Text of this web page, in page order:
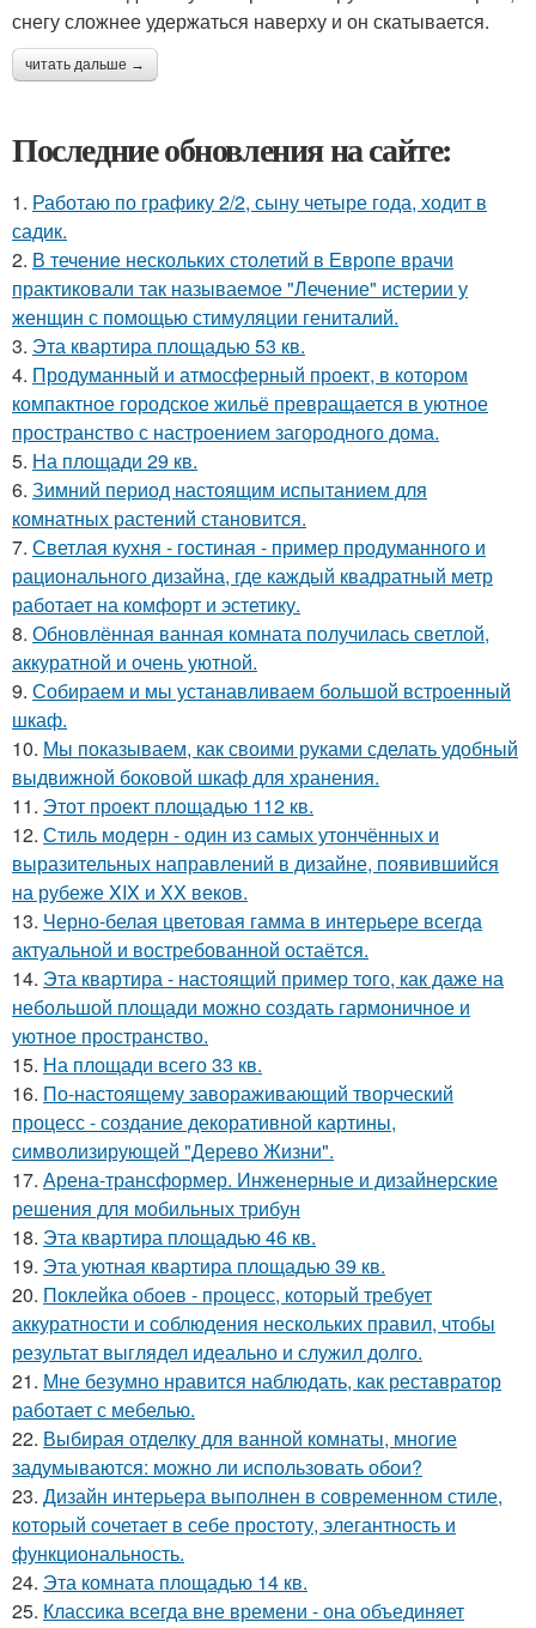
снегу сложнее удержаться наверху и он скатывается.
читать дальше →
Последние обновления на сайте:
1. Работаю по графику 2/2, сыну четыре года, ходит в
садик.
2. В течение нескольких столетий в Европе врачи
практиковали так называемое "Лечение" истерии у
женщин с помощью стимуляции гениталий.
3. Эта квартира площадью 53 кв.
4. Продуманный и атмосферный проект, в котором
компактное городское жильё превращается в уютное
пространство с настроением загородного дома.
5. На площади 29 кв.
6. Зимний период настоящим испытанием для
комнатных растений становится.
7. Светлая кухня - гостиная - пример продуманного и
рационального дизайна, где каждый квадратный метр
работает на комфорт и эстетику.
8. Обновлённая ванная комната получилась светлой,
аккуратной и очень уютной.
9. Собираем и мы устанавливаем большой встроенный
шкаф.
10. Мы показываем, как своими руками сделать удобный
выдвижной боковой шкаф для хранения.
11. Этот проект площадью 112 кв.
12. Стиль модерн - один из самых утончённых и
выразительных направлений в дизайне, появившийся
на рубеже XIX и XX веков.
13. Черно-белая цветовая гамма в интерьере всегда
актуальной и востребованной остаётся.
14. Эта квартира - настоящий пример того, как даже на
небольшой площади можно создать гармоничное и
уютное пространство.
15. На площади всего 33 кв.
16. По-настоящему завораживающий творческий
процесс - создание декоративной картины,
символизирующей "Дерево Жизни".
17. Арена-трансформер. Инженерные и дизайнерские
решения для мобильных трибун
18. Эта квартира площадью 46 кв.
19. Эта уютная квартира площадью 39 кв.
20. Поклейка обоев - процесс, который требует
аккуратности и соблюдения нескольких правил, чтобы
результат выглядел идеально и служил долго.
21. Мне безумно нравится наблюдать, как реставратор
работает с мебелью.
22. Выбирая отделку для ванной комнаты, многие
задумываются: можно ли использовать обои?
23. Дизайн интерьера выполнен в современном стиле,
который сочетает в себе простоту, элегантность и
функциональность.
24. Эта комната площадью 14 кв.
25. Классика всегда вне времени - она объединяет